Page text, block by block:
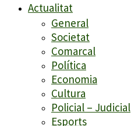
Actualitat
General
Societat
Comarcal
Política
Economia
Cultura
Policial – Judicial
Esports